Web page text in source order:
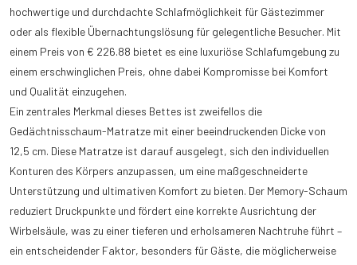
hochwertige und durchdachte Schlafmöglichkeit für Gästezimmer
oder als flexible Übernachtungslösung für gelegentliche Besucher. Mit
einem Preis von € 226.88 bietet es eine luxuriöse Schlafumgebung zu
einem erschwinglichen Preis, ohne dabei Kompromisse bei Komfort
und Qualität einzugehen.
Ein zentrales Merkmal dieses Bettes ist zweifellos die
Gedächtnisschaum-Matratze mit einer beeindruckenden Dicke von
12,5 cm. Diese Matratze ist darauf ausgelegt, sich den individuellen
Konturen des Körpers anzupassen, um eine maßgeschneiderte
Unterstützung und ultimativen Komfort zu bieten. Der Memory-Schaum
reduziert Druckpunkte und fördert eine korrekte Ausrichtung der
Wirbelsäule, was zu einer tieferen und erholsameren Nachtruhe führt –
ein entscheidender Faktor, besonders für Gäste, die möglicherweise